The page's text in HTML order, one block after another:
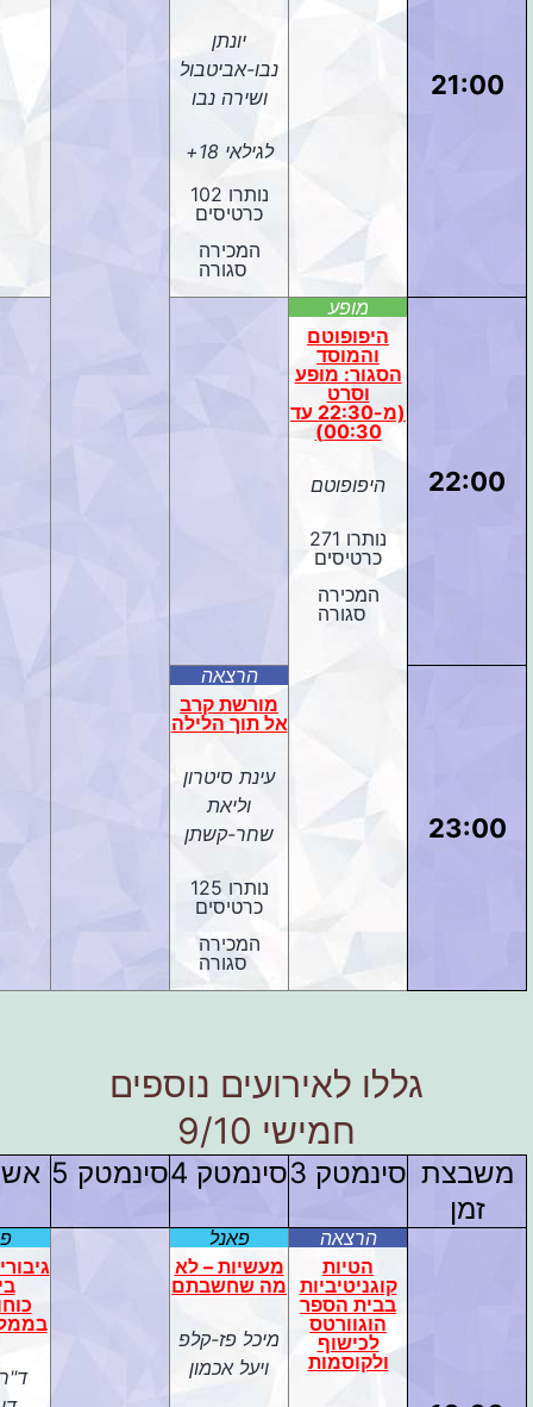
21:00
יונתן
נבו-אביטבול
ושירה נבו
לגילאי 18+
נותרו 102
כרטיסים
המכירה
סגורה
22:00
מופע
היפופוטם
והמוסד
הסגור: מופע
וסרט
(מ-22:30 עד
00:30)
היפופוטם
נותרו 271
כרטיסים
המכירה
סגורה
23:00
הרצאה
מורשת קרב
אל תוך הלילה
עינת סיטרון
וליאת
שחר-קשתן
נותרו 125
כרטיסים
המכירה
סגורה
גללו לאירועים נוספים
חמישי 9/10
משבצת
זמן
סינמטק 3 סינמטק 4 סינמטק 5
הרצאה
הטיות
קוגניטיביות
בבית הספר
הוגוורטס
לכישוף
ולקוסמות
פאנל
מעשיות – לא
מה שחשבתם
מיכל פז-קלפ
ויעל אכמון